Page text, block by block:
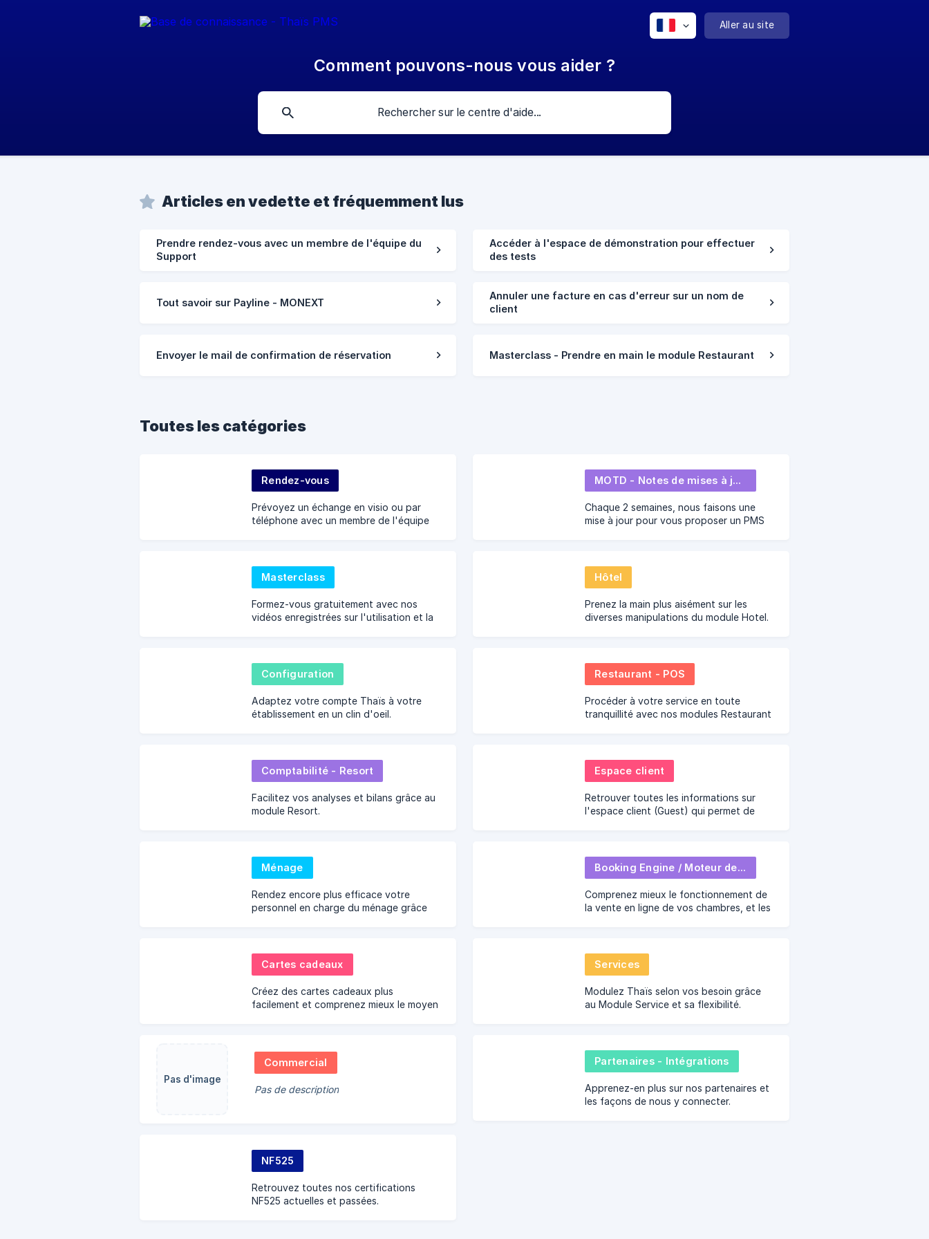
Aller au site
Comment pouvons-nous vous aider ?
Articles en vedette et fréquemment lus
Prendre rendez-vous avec un membre de l'équipe du
Support
Accéder à l'espace de démonstration pour effectuer
des tests
Tout savoir sur Payline - MONEXT
Annuler une facture en cas d'erreur sur un nom de
client
Envoyer le mail de confirmation de réservation Masterclass - Prendre en main le module Restaurant
Toutes les catégories
Rendez-vous
Prévoyez un échange en visio ou par
téléphone avec un membre de l'équipe
MOTD - Notes de mises à jour
Chaque 2 semaines, nous faisons une
mise à jour pour vous proposer un PMS
Masterclass
Formez-vous gratuitement avec nos
vidéos enregistrées sur l'utilisation et la
Hôtel
Prenez la main plus aisément sur les
diverses manipulations du module Hotel.
Configuration
Adaptez votre compte Thaïs à votre
établissement en un clin d'oeil.
Restaurant - POS
Procéder à votre service en toute
tranquillité avec nos modules Restaurant
Comptabilité - Resort
Facilitez vos analyses et bilans grâce au
module Resort.
Espace client
Retrouver toutes les informations sur
l'espace client (Guest) qui permet de
Ménage
Rendez encore plus efficace votre
personnel en charge du ménage grâce
Booking Engine / Moteur de réservation
Comprenez mieux le fonctionnement de
la vente en ligne de vos chambres, et les
Cartes cadeaux
Créez des cartes cadeaux plus
facilement et comprenez mieux le moyen
Services
Modulez Thaïs selon vos besoin grâce
au Module Service et sa flexibilité.
Pas d'image
Commercial
Pas de description
Partenaires - Intégrations
Apprenez-en plus sur nos partenaires et
les façons de nous y connecter.
NF525
Retrouvez toutes nos certifications
NF525 actuelles et passées.